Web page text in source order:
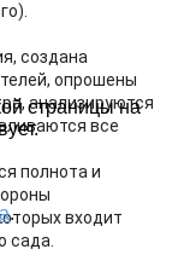
создана
опрошены
анализируются
все
полнота и
входит
сада.